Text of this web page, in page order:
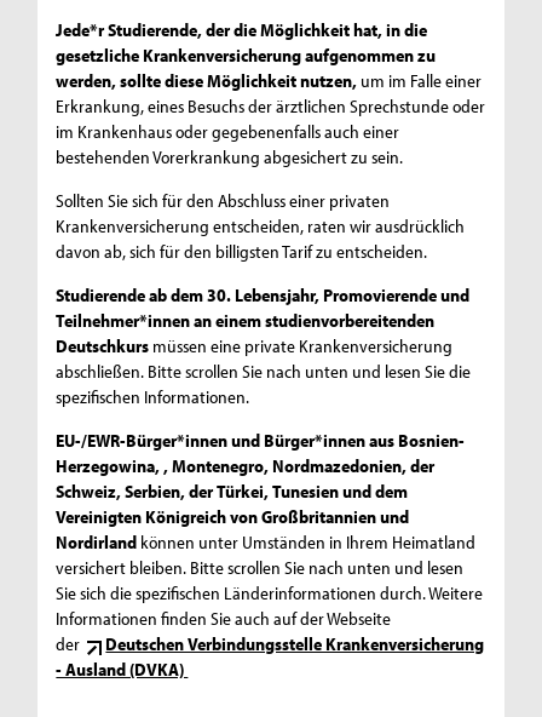
Jede*r Studierende, der die Möglichkeit hat, in die
gesetzliche Krankenversicherung aufgenommen zu
werden, sollte diese Möglichkeit nutzen, um im Falle einer
Erkrankung, eines Besuchs der ärztlichen Sprechstunde oder
im Krankenhaus oder gegebenenfalls auch einer
bestehenden Vorerkrankung abgesichert zu sein.
Sollten Sie sich für den Abschluss einer privaten
Krankenversicherung entscheiden, raten wir ausdrücklich
davon ab, sich für den billigsten Tarif zu entscheiden.
Studierende ab dem 30. Lebensjahr, Promovierende und
Teilnehmer*innen an einem studienvorbereitenden
Deutschkurs müssen eine private Krankenversicherung
abschließen. Bitte scrollen Sie nach unten und lesen Sie die
spezifischen Informationen.
EU-/EWR-Bürger*innen und Bürger*innen aus Bosnien-
Herzegowina, , Montenegro, Nordmazedonien, der
Schweiz, Serbien, der Türkei, Tunesien und dem
Vereinigten Königreich von Großbritannien und
Nordirland können unter Umständen in Ihrem Heimatland
versichert bleiben. Bitte scrollen Sie nach unten und lesen
Sie sich die spezifischen Länderinformationen durch. Weitere
Informationen finden Sie auch auf der Webseite
der
Deutschen Verbindungsstelle Krankenversicherung
- Ausland (DVKA)